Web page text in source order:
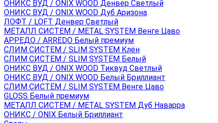
ОНИКС ВУД / ONIX WOOD Денвер Светлый
ОНИКС ВУД / ONIX WOOD Дуб Аризона
ЛОФТ / LOFT Денвер Светлый
МЕТАЛЛ СИСТЕМ / METAL SYSTEM Венге Цаво
АРРЕДО / ARREDO Белый премиум
СЛИМ СИСТЕМ / SLIM SYSTEM Клён
СЛИМ СИСТЕМ / SLIM SYSTEM Белый
ОНИКС ВУД / ONIX WOOD Тиквуд Светлый
ОНИКС ВУД / ONIX WOOD Белый Бриллиант
СЛИМ СИСТЕМ / SLIM SYSTEM Венге Цаво
GLOSS Белый премиум
МЕТАЛЛ СИСТЕМ / METAL SYSTEM Дуб Наварра
ОНИКС / ONIX Белый Бриллиант